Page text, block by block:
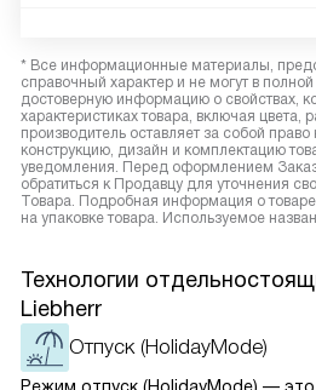
* Все информационные материалы,
справочный характер и не могут в
достоверную информацию о свойствах,
характеристиках товара, включая
производитель оставляет за собой
конструкцию, дизайн и комплектацию
уведомления. Перед оформлением
обратиться к Продавцу для уточнения
Товара. Подробная информация о товаре
на упаковке товара. Используемое
Технологии
Liebherr
Отпуск (HolidayMode)